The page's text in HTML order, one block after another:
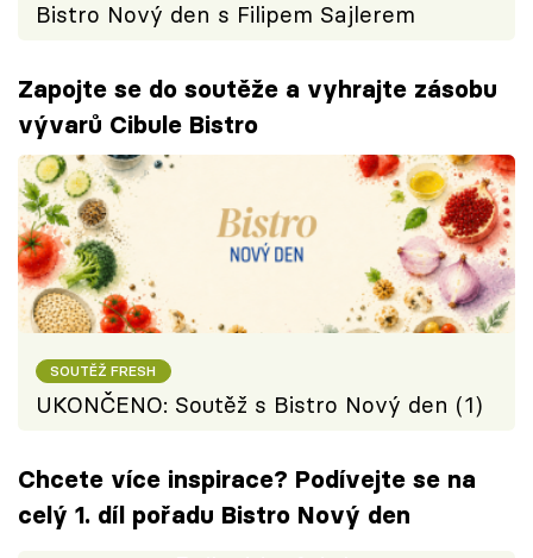
Bistro Nový den s Filipem Sajlerem
Zapojte se do soutěže a vyhrajte zásobu
vývarů Cibule Bistro
SOUTĚŽ FRESH
UKONČENO: Soutěž s Bistro Nový den (1)
Chcete více inspirace? Podívejte se na
celý 1. díl pořadu Bistro Nový den